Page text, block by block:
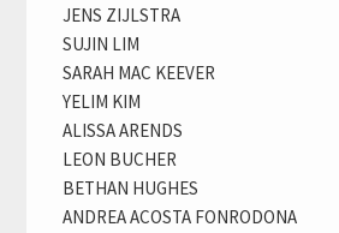
JENS ZIJLSTRA
SUJIN LIM
SARAH MAC KEEVER
YELIM KIM
ALISSA ARENDS
LEON BUCHER
BETHAN HUGHES
ANDREA ACOSTA FONRODONA